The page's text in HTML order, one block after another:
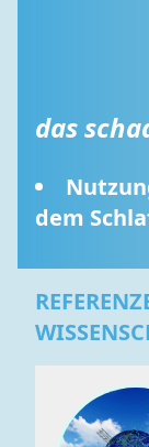
das
dem